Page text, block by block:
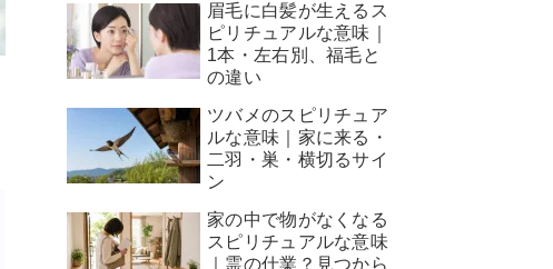
眉毛に白髪が生えるス
ピリチュアルな意味｜
1本・左右別、福毛と
の違い
ツバメのスピリチュア
ルな意味｜家に来る・
二羽・巣・横切るサイ
ン
家の中で物がなくなる
スピリチュアルな意味
｜霊の仕業？見つから